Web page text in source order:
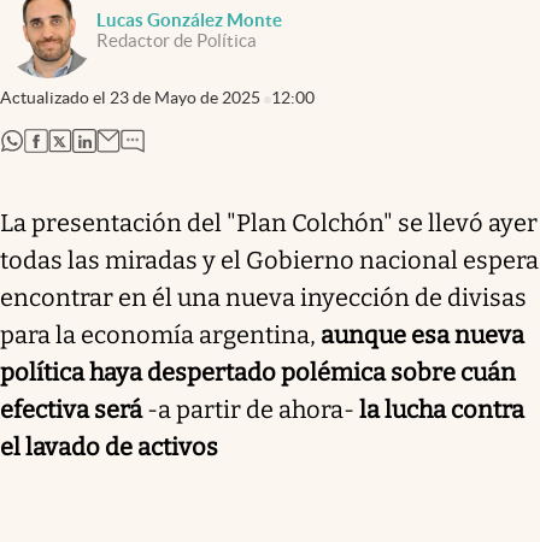
Lucas González Monte
Redactor de Política
Actualizado el 23 de Mayo de 2025 12:00
abre en nueva pestaña
abre en nueva pestaña
abre en nueva pestaña
abre en nueva pestaña
La presentación del "Plan Colchón" se llevó ayer
todas las miradas y el Gobierno nacional espera
encontrar en él una nueva inyección de divisas
para la economía argentina, aunque esa nueva
política haya despertado polémica sobre cuán
efectiva será-a partir de ahora- la lucha contra
el lavado de activos